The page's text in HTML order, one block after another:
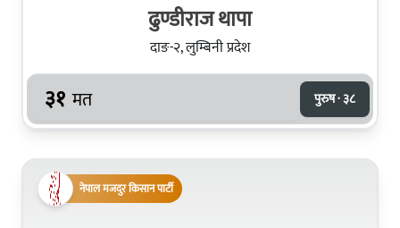
ढुण्डीराज थापा
दाङ-२, लुम्बिनी प्रदेश
३१ मत पुरुष · ३८
नेपाल मजदुर किसान पार्टी